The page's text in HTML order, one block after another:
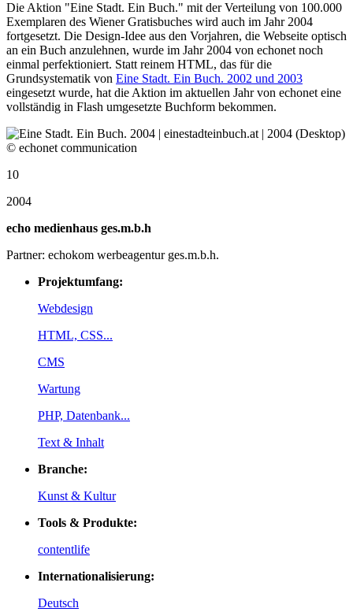
Die Aktion "Eine Stadt. Ein Buch." mit der Verteilung von 100.000
Exemplaren des Wiener Gratisbuches wird auch im Jahr 2004
fortgesetzt. Die Design-Idee aus den Vorjahren, die Webseite optisch
an ein Buch anzulehnen, wurde im Jahr 2004 von echonet noch
einmal perfektioniert. Statt reinem HTML, das für die
Grundsystematik von Eine Stadt. Ein Buch. 2002 und 2003
eingesetzt wurde, hat die Aktion im aktuellen Jahr von echonet eine
vollständig in Flash umgesetzte Buchform bekommen.
10
2004
echo medienhaus ges.m.b.h
Partner: echokom werbeagentur ges.m.b.h.
Projektumfang:
Webdesign
HTML, CSS...
CMS
Wartung
PHP, Datenbank...
Text & Inhalt
Branche:
Kunst & Kultur
Tools & Produkte:
contentlife
Internationalisierung:
Deutsch